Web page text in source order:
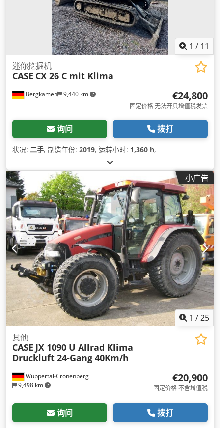
1 / 11
Bergkamen 9,440 km
迷你挖掘机
CASE CX 26 C mit Klima
€24,800
固定价格 无法开具增值税发票
询问 拨打
状况: 二手, 制造年份: 2019, 运转小时: 1,360 h,
小广告
1 /25
Wuppertal-Cronenberg
9,498 km
其他
CASE JX 1090 U Allrad Klima
Druckluft 24-Gang 40Km/h
€20,900
固定价格 不含增值税
询问 拨打